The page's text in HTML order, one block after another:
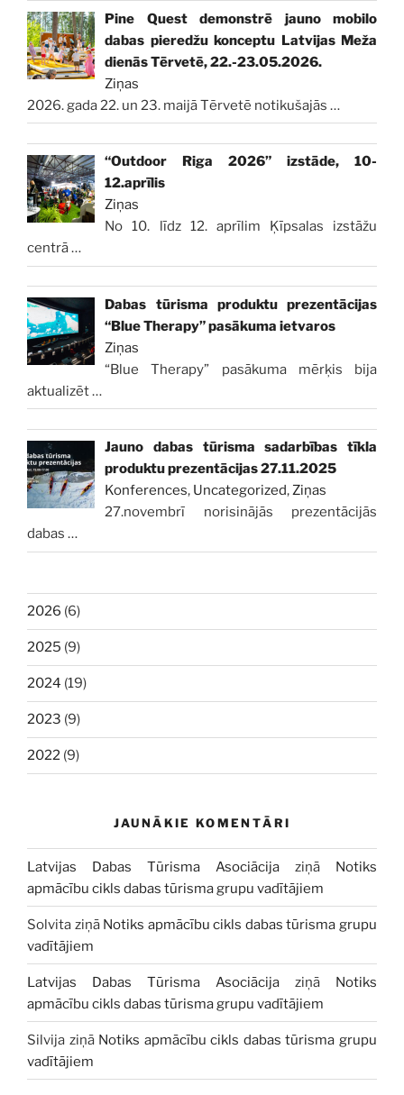
Pine Quest demonstrē jauno mobilo
dabas pieredžu konceptu Latvijas Meža
dienās Tērvetē, 22.-23.05.2026.
Ziņas
2026. gada 22. un 23. maijā Tērvetē notikušajās …
“Outdoor Riga 2026” izstāde, 10-
12.aprīlis
Ziņas
No 10. līdz 12. aprīlim Ķīpsalas izstāžu
centrā…
Dabas tūrisma produktu prezentācijas
“Blue Therapy” pasākuma ietvaros
Ziņas
“Blue Therapy” pasākuma mērķis bija
aktualizēt…
Jauno dabas tūrisma sadarbības tīkla
produktu prezentācijas 27.11.2025
Konferences, Uncategorized,Ziņas
27.novembrī norisinājās prezentācijās
dabas …
2026 (6)
2025 (9)
2024 (19)
2023 (9)
2022 (9)
JAUNĀKIE KOMENTĀRI
Latvijas Dabas Tūrisma Asociācija ziņā Notiks
apmācību cikls dabas tūrisma grupu vadītājiem
Solvita ziņā Notiks apmācību cikls dabas tūrisma grupu
vadītājiem
Latvijas Dabas Tūrisma Asociācija ziņā Notiks
apmācību cikls dabas tūrisma grupu vadītājiem
Silvija ziņā Notiks apmācību cikls dabas tūrisma grupu
vadītājiem